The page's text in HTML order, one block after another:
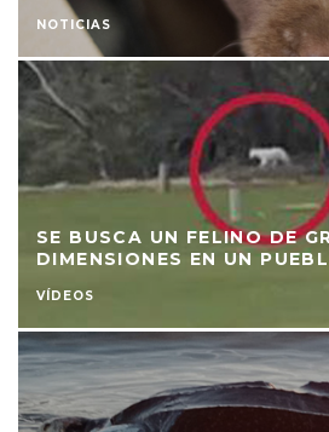
NOTICIAS
SE BUSCA UN FELINO DE
DIMENSIONES EN UN
VÍDEOS